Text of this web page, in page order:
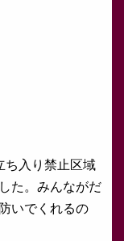
ち入り禁止区域
た。みんながだ
いでくれるの